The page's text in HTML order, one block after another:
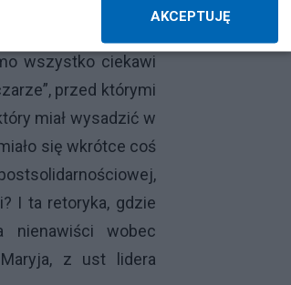
wszystko ciekawi
przed którymi
miał wysadzić w
się wkrótce coś
I ta retoryka, gdzie
nienawiści wobec
z ust lidera
AKCEPTUJĘ